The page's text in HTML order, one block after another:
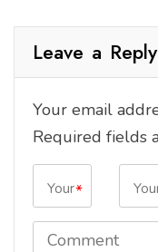
Leave a Reply
Your email
Required fields
*